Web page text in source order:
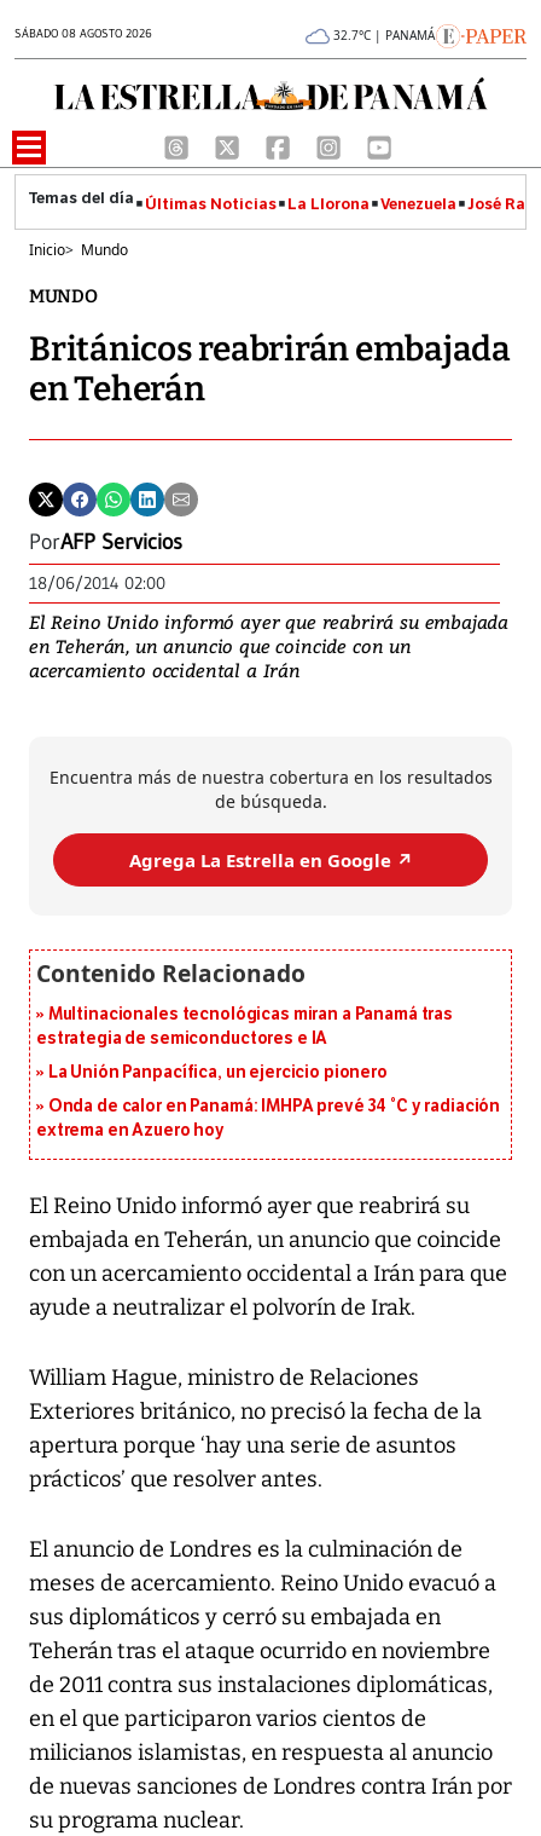
SÁBADO 08 AGOSTO 2026 32.7°C | PANAMÁ
Últimas Noticias La Llorona Venezuela José
Inicio> Mundo
MUNDO
Británicos reabrirán embajada
en Teherán
PorAFP Servicios
18/06/2014 02:00
El Reino Unido informó ayer que reabrirá su embajada
en Teherán, un anuncio que coincide con un
acercamiento occidental a Irán
Encuentra más de nuestra cobertura en los resultados
de búsqueda.
Agrega La Estrella en Google ↗️
Multinacionales tecnológicas miran a Panamá tras
estrategia de semiconductores e IA
La Unión Panpacífica, un ejercicio pionero
Onda de calor en Panamá: IMHPA prevé 34 °C y radiación
extrema en Azuero hoy
El Reino Unido informó ayer que reabrirá su
embajada en Teherán, un anuncio que coincide
con un acercamiento occidental a Irán para que
ayude a neutralizar el polvorín de Irak.
William Hague, ministro de Relaciones
Exteriores británico, no precisó la fecha de la
apertura porque ‘hay una serie de asuntos
prácticos’ que resolver antes.
El anuncio de Londres es la culminación de
meses de acercamiento. Reino Unido evacuó a
sus diplomáticos y cerró su embajada en
Teherán tras el ataque ocurrido en noviembre
de 2011 contra sus instalaciones diplomáticas,
en el que participaron varios cientos de
milicianos islamistas, en respuesta al anuncio
de nuevas sanciones de Londres contra Irán por
su programa nuclear.